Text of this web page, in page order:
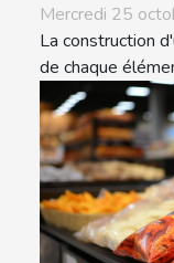
Mercredi 25
La construction
de chaque